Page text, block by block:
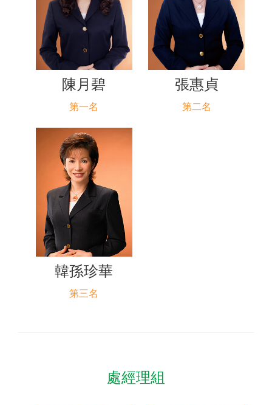
陳月碧
第一名
張惠貞
第二名
韓孫珍華
第三名
處經理組